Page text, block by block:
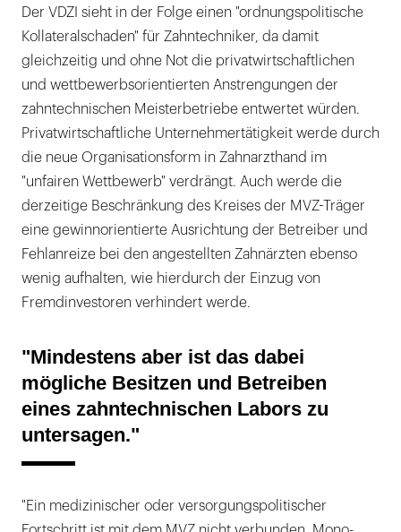
Der VDZI sieht in der Folge einen "ordnungspolitische
Kollateralschaden" für Zahntechniker, da damit
gleichzeitig und ohne Not die privatwirtschaftlichen
und wettbewerbsorientierten Anstrengungen der
zahntechnischen Meisterbetriebe entwertet würden.
Privatwirtschaftliche Unternehmertätigkeit werde durch
die neue Organisationsform in Zahnarzthand im
"unfairen Wettbewerb" verdrängt. Auch werde die
derzeitige Beschränkung des Kreises der MVZ-Träger
eine gewinnorientierte Ausrichtung der Betreiber und
Fehlanreize bei den angestellten Zahnärzten ebenso
wenig aufhalten, wie hierdurch der Einzug von
Fremdinvestoren verhindert werde.
"Mindestens aber ist das dabei
mögliche Besitzen und Betreiben
eines zahntechnischen Labors zu
untersagen."
"Ein medizinischer oder versorgungspolitischer